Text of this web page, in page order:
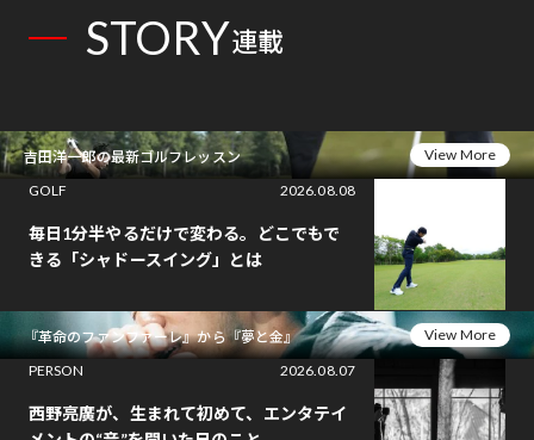
STORY連載
吉田洋一郎の最新ゴルフレッスン
View More
GOLF
2026.08.08
毎日1分半やるだけで変わる。どこでもで
きる「シャドースイング」とは
『革命のファンファーレ』から『夢と金』
View More
PERSON
2026.08.07
西野亮廣が、生まれて初めて、エンタテイ